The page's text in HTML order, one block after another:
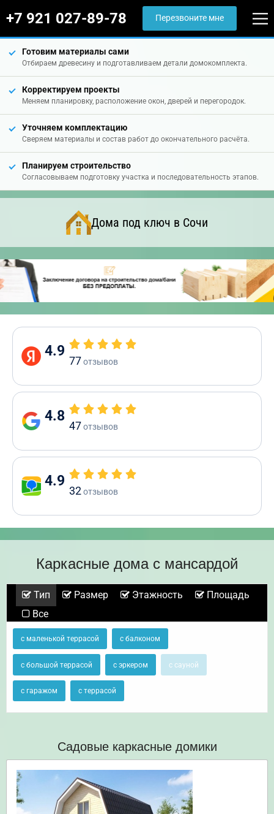
+7 921 027-89-78 Перезвоните мне
Готовим материалы сами
Отбираем древесину и подготавливаем детали домокомплекта.
Корректируем проекты
Меняем планировку, расположение окон, дверей и перегородок.
Уточняем комплектацию
Сверяем материалы и состав работ до окончательного расчёта.
Планируем строительство
Согласовываем подготовку участка и последовательность этапов.
Дома под ключ в Сочи
4.9
77отзывов
4.8
47отзывов
4.9
32отзывов
Каркасные дома с мансардой
Тип Размер Этажность
Площадь
Все
с маленькой террасой с балконом
с большой террасой с эркером с сауной
с гаражом с террасой
Садовые каркасные домики